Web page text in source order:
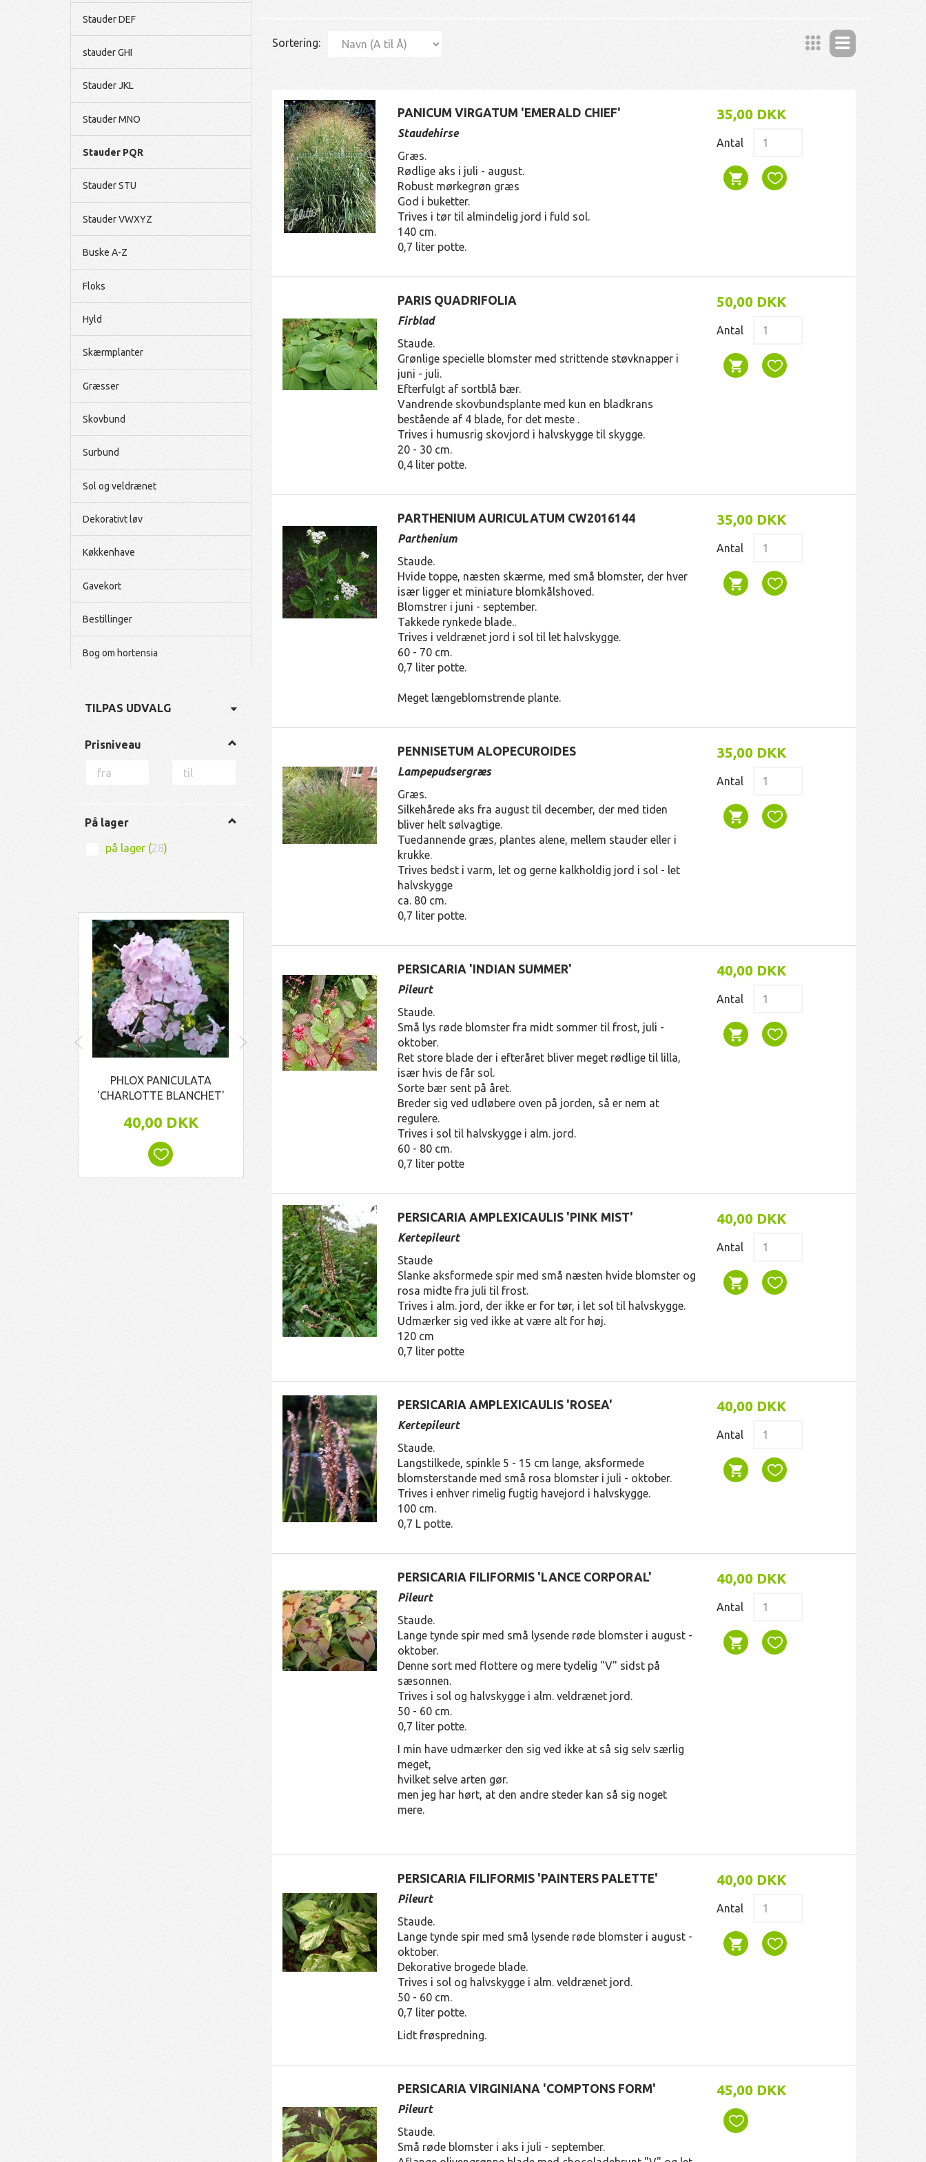
Stauder DEF
stauder GHI
Stauder JKL
Stauder MNO
Stauder PQR
Stauder STU
Stauder VWXYZ
Buske A-Z
Floks
Hyld
Skærmplanter
Græsser
Skovbund
Surbund
Sol og veldrænet
Dekorativt løv
Køkkenhave
Gavekort
Bestillinger
Bog om hortensia
TILPAS UDVALG
Prisniveau
På lager
på lager (28)
PHLOX PANICULATA
'CHARLOTTE BLANCHET'
40,00 DKK
PHLOX PANICULATA
'DONAU'
Sortering:
PANICUM VIRGATUM 'EMERALD CHIEF'
Staudehirse
Græs.
Rødlige aks i juli - august.
Robust mørkegrøn græs
God i buketter.
Trives i tør til almindelig jord i fuld sol.
140 cm.
0,7 liter potte.
35,00 DKK
Antal
PARIS QUADRIFOLIA
Firblad
Staude.
Grønlige specielle blomster med strittende støvknapper i
juni - juli.
Efterfulgt af sortblå bær.
Vandrende skovbundsplante med kun en bladkrans
bestående af 4 blade, for det meste .
Trives i humusrig skovjord i halvskygge til skygge.
20 - 30 cm.
0,4 liter potte.
50,00 DKK
Antal
PARTHENIUM AURICULATUM CW2016144
Parthenium
Staude.
Hvide toppe, næsten skærme, med små blomster, der hver
især ligger et miniature blomkålshoved.
Blomstrer i juni - september.
Takkede rynkede blade..
Trives i veldrænet jord i sol til let halvskygge.
60 - 70 cm.
0,7 liter potte.
Meget længeblomstrende plante.
35,00 DKK
Antal
PENNISETUM ALOPECUROIDES
Lampepudsergræs
Græs.
Silkehårede aks fra august til december, der med tiden
bliver helt sølvagtige.
Tuedannende græs, plantes alene, mellem stauder eller i
krukke.
Trives bedst i varm, let og gerne kalkholdig jord i sol - let
halvskygge
ca. 80 cm.
0,7 liter potte.
35,00 DKK
Antal
PERSICARIA 'INDIAN SUMMER'
Pileurt
Staude.
Små lys røde blomster fra midt sommer til frost, juli -
oktober.
Ret store blade der i efteråret bliver meget rødlige til lilla,
især hvis de får sol.
Sorte bær sent på året.
Breder sig ved udløbere oven på jorden, så er nem at
regulere.
Trives i sol til halvskygge i alm. jord.
60 - 80 cm.
0,7 liter potte
40,00 DKK
Antal
PERSICARIA AMPLEXICAULIS 'PINK MIST'
Kertepileurt
Staude
Slanke aksformede spir med små næsten hvide blomster og
rosa midte fra juli til frost.
Trives i alm. jord, der ikke er for tør, i let sol til halvskygge.
Udmærker sig ved ikke at være alt for høj.
120 cm
0,7 liter potte
40,00 DKK
Antal
PERSICARIA AMPLEXICAULIS 'ROSEA'
Kertepileurt
Staude.
Langstilkede, spinkle 5 - 15 cm lange, aksformede
blomsterstande med små rosa blomster i juli - oktober.
Trives i enhver rimelig fugtig havejord i halvskygge.
100 cm.
0,7 L potte.
40,00 DKK
Antal
PERSICARIA FILIFORMIS 'LANCE CORPORAL'
Pileurt
Staude.
Lange tynde spir med små lysende røde blomster i august -
oktober.
Denne sort med flottere og mere tydelig "V" sidst på
sæsonnen.
Trives i sol og halvskygge i alm. veldrænet jord.
50 - 60 cm.
0,7 liter potte.
I min have udmærker den sig ved ikke at så sig selv særlig
meget,
hvilket selve arten gør.
men jeg har hørt, at den andre steder kan så sig noget
mere.
40,00 DKK
Antal
PERSICARIA FILIFORMIS 'PAINTERS PALETTE'
Pileurt
Staude.
Lange tynde spir med små lysende røde blomster i august -
oktober.
Dekorative brogede blade.
Trives i sol og halvskygge i alm. veldrænet jord.
50 - 60 cm.
0,7 liter potte.
Lidt frøspredning.
40,00 DKK
Antal
PERSICARIA VIRGINIANA 'COMPTONS FORM'
Pileurt
Staude.
Små røde blomster i aks i juli - september.
45,00 DKK